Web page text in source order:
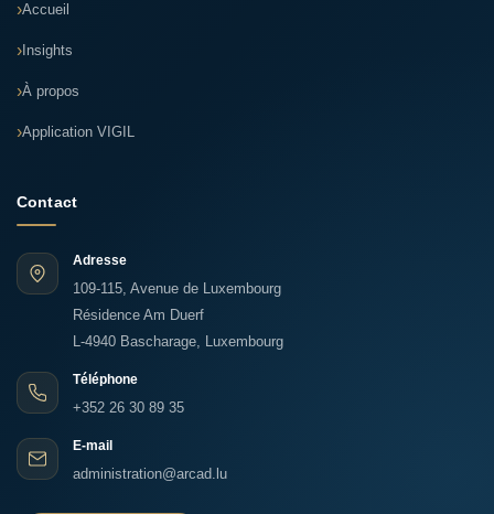
Accueil
Insights
À propos
Application VIGIL
Contact
Adresse
109-115, Avenue de Luxembourg
Résidence Am Duerf
L-4940 Bascharage, Luxembourg
Téléphone
+352 26 30 89 35
E-mail
administration@arcad.lu